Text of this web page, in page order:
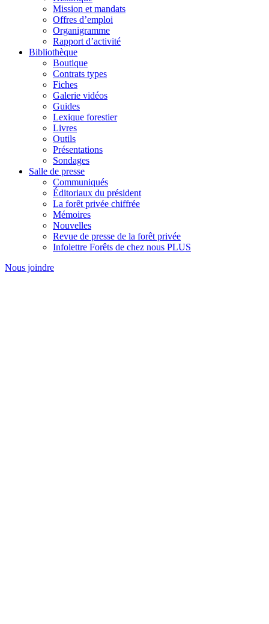
Mission et mandats
Offres d’emploi
Organigramme
Rapport d’activité
Bibliothèque
Boutique
Contrats types
Fiches
Galerie vidéos
Guides
Lexique forestier
Livres
Outils
Présentations
Sondages
Salle de presse
Communiqués
Éditoriaux du président
La forêt privée chiffrée
Mémoires
Nouvelles
Revue de presse de la forêt privée
Infolettre Forêts de chez nous PLUS
Nous joindre